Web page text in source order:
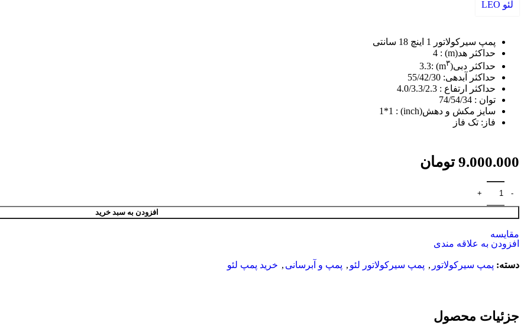
پمپ سیرکولاتور
پمپ سیرکولاتور بلند کاست
پمپ سیرکولاتور خطی ارس
پمپ سیرکولاتور خطی سمنان انرژی
پمپ سیرکولاتور گراندفوس
پمپ سیرکولاتور لئو
پمپ شناور
پمپ شناور لئو
پمپ طبقاتی
پمپ کف کش ابارا
پمپ کف کش پنتاکس
پمپ کف کش لئو
پمپ لجن کش پنتاکس
منبع تحت فشار (منبع انبساط پمپ)
لئو LEO
پمپ سیرکولاتور 1 اینچ 18 سانتی
حداکثر هد(m) : 4
حداکثر دبی(m۳
) :3.3
حداکثر آبدهی: 55/42/30
حداکثر ارتفاع : 4.0/3.3/2.3
توان : 74/54/34
سایز مکش و دهش(inch) : 1*1
فاز: تک فاز
9.000.000 تومان
افزودن به سبد خرید
مقایسه
افزودن به علاقه مندی
دسته: پمپ سیرکولاتور , پمپ سیرکولاتور لئو , پمپ و آبرسانی , خرید پمپ لئو
جزئیات محصول